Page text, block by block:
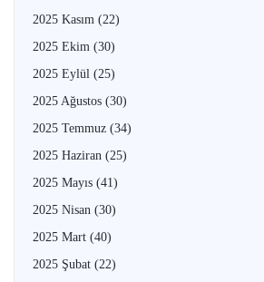
2025 Kasım (22)
2025 Ekim (30)
2025 Eylül (25)
2025 Ağustos (30)
2025 Temmuz (34)
2025 Haziran (25)
2025 Mayıs (41)
2025 Nisan (30)
2025 Mart (40)
2025 Şubat (22)